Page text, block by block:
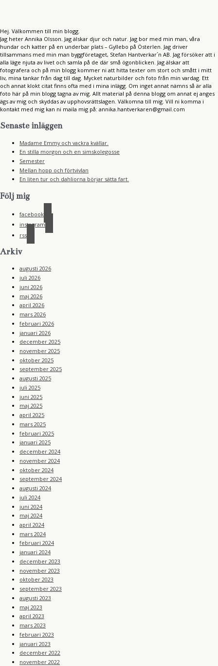
Hej. Välkommen till min blogg.
Jag heter Annika Olsson. Jag älskar djur och natur. Jag bor med min man, våra
hundar och katter på en underbar plats – Gyllebo på Österlen. Jag driver
tillsammans med min man byggföretaget, Stefan Hantverkar´n AB. Jag försöker att i
alla läge njuta av livet och samla på de där små ögonblicken. Jag älskar att
fotografera och på min blogg kommer ni att hitta texter om stort och smått i mitt
liv, mina tankar från dag till dag. Mycket naturbilder och foto från min vardag. Ett
och annat klokt citat finns ofta med i mina inlägg. Om inget annat nämns så är alla
foto här på min blogg tagna av mig. Allt material på denna blogg om annat ej anges
ägs av mig och skyddas av upphovsrättslagen. Välkomna till mig. Vill ni komma i
kontakt med mig kan ni maila mig på: annika.hantverkaren@gmail.com
Senaste inläggen
Madame Emmy och vackra kvällar.
En stilla morgon och en simskolegosse
Semester
Mellan hopp och förtvivlan
En liten tur och dahliorna börjar sätta fart.
Följ mig
facebook
instagram
rss
Arkiv
augusti 2026
juli 2026
juni 2026
maj 2026
april 2026
mars 2026
februari 2026
januari 2026
december 2025
november 2025
oktober 2025
september 2025
augusti 2025
juli 2025
juni 2025
maj 2025
april 2025
mars 2025
februari 2025
januari 2025
december 2024
november 2024
oktober 2024
september 2024
augusti 2024
juli 2024
juni 2024
maj 2024
april 2024
mars 2024
februari 2024
januari 2024
december 2023
november 2023
oktober 2023
september 2023
augusti 2023
maj 2023
april 2023
mars 2023
februari 2023
januari 2023
december 2022
november 2022